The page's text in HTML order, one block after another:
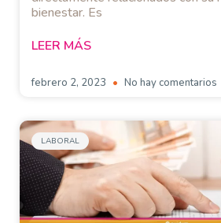
bienestar. Es
LEER MÁS
febrero 2, 2023 No hay comentarios
LABORAL